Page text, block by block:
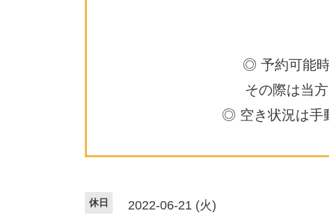
◎ 予約可能
その際は当
◎ 空き状況は手
休日 2022-06-21 (火)